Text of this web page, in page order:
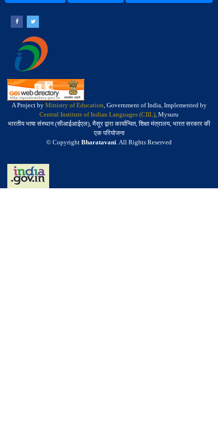
A Project by Ministry of Education, Government of India, Implemented by
Central Institute of Indian Languages (CIIL), Mysuru
भारतीय भाषा संस्थान (सीआईआईएल), मैसूर द्वारा कार्यान्वित, शिक्षा मंत्रालय, भारत सरकार की
एक परियोजना
© Copyright Bharatavani. All Rights Reserved